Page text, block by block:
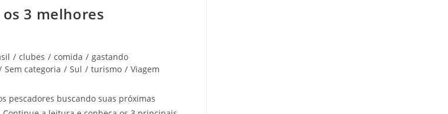
3 melhores
/ clubes / comida / gastando
Sem categoria / Sul / turismo / Viagem
pescadores buscando suas próximas